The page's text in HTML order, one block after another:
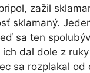
zažil
sklamaný.
sa ten
dal dole z
sa rozplakal